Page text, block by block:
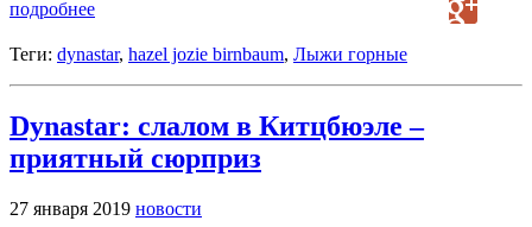
подробнее
Теги: dynastar, hazel jozie birnbaum, Лыжи горные
Dynastar: слалом в Китцбюэле –
приятный сюрприз
27 января 2019 новости